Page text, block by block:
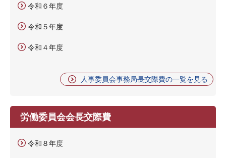
令和６年度
令和５年度
令和４年度
人事委員会事務局長交際費の一覧を見る
労働委員会会長交際費
令和８年度